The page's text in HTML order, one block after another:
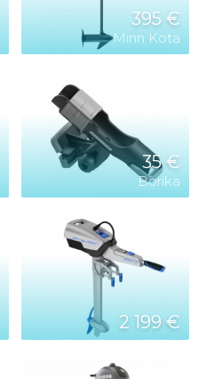
395 €
Minn Kota
35 €
Borika
2 199 €